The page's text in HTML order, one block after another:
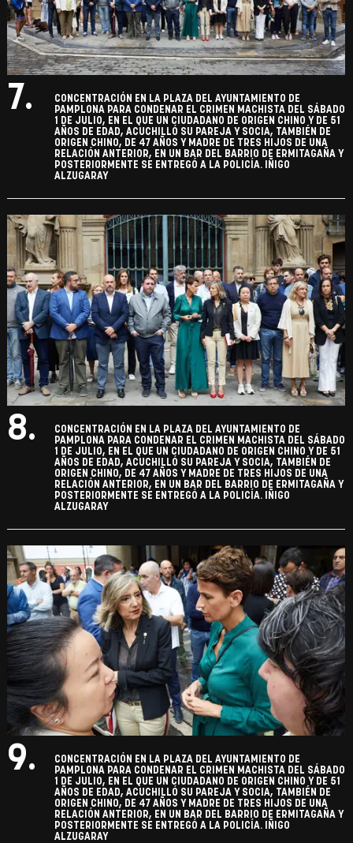
7.
CONCENTRACIÓN EN LA PLAZA DEL AYUNTAMIENTO DE
PAMPLONA PARA CONDENAR EL CRIMEN MACHISTA DEL SÁBADO
1 DE JULIO, EN EL QUE UN CIUDADANO DE ORIGEN CHINO Y DE 51
AÑOS DE EDAD, ACUCHILLÓ SU PAREJA Y SOCIA, TAMBIÉN DE
ORIGEN CHINO, DE 47 AÑOS Y MADRE DE TRES HIJOS DE UNA
RELACIÓN ANTERIOR, EN UN BAR DEL BARRIO DE ERMITAGAÑA Y
POSTERIORMENTE SE ENTREGÓ A LA POLICÍA. IÑIGO
ALZUGARAY
8.
CONCENTRACIÓN EN LA PLAZA DEL AYUNTAMIENTO DE
PAMPLONA PARA CONDENAR EL CRIMEN MACHISTA DEL SÁBADO
1 DE JULIO, EN EL QUE UN CIUDADANO DE ORIGEN CHINO Y DE 51
AÑOS DE EDAD, ACUCHILLÓ SU PAREJA Y SOCIA, TAMBIÉN DE
ORIGEN CHINO, DE 47 AÑOS Y MADRE DE TRES HIJOS DE UNA
RELACIÓN ANTERIOR, EN UN BAR DEL BARRIO DE ERMITAGAÑA Y
POSTERIORMENTE SE ENTREGÓ A LA POLICÍA. IÑIGO
ALZUGARAY
9.
CONCENTRACIÓN EN LA PLAZA DEL AYUNTAMIENTO DE
PAMPLONA PARA CONDENAR EL CRIMEN MACHISTA DEL SÁBADO
1 DE JULIO, EN EL QUE UN CIUDADANO DE ORIGEN CHINO Y DE 51
AÑOS DE EDAD, ACUCHILLÓ SU PAREJA Y SOCIA, TAMBIÉN DE
ORIGEN CHINO, DE 47 AÑOS Y MADRE DE TRES HIJOS DE UNA
RELACIÓN ANTERIOR, EN UN BAR DEL BARRIO DE ERMITAGAÑA Y
POSTERIORMENTE SE ENTREGÓ A LA POLICÍA. IÑIGO
ALZUGARAY